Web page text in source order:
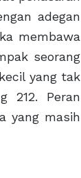
adegan
membawa
seorang
yang tak
212. Peran
yang masih